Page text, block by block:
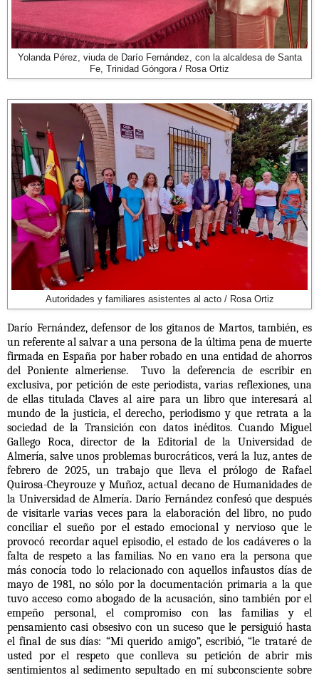
Yolanda Pérez, viuda de Darío Fernández, con la alcaldesa de Santa
Fe, Trinidad Góngora / Rosa Ortiz
Autoridades y familiares asistentes al acto / Rosa Ortiz
Darío Fernández, defensor de los gitanos de Martos, también, es
un referente al salvar a una persona de la última pena de muerte
firmada en España por haber robado en una entidad de ahorros
del Poniente almeriense. Tuvo la deferencia de escribir en
exclusiva, por petición de este periodista, varias reflexiones, una
de ellas titulada Claves al aire para un libro que interesará al
mundo de la justicia, el derecho, periodismo y que retrata a la
sociedad de la Transición con datos inéditos. Cuando Miguel
Gallego Roca, director de la Editorial de la Universidad de
Almería, salve unos problemas burocráticos, verá la luz, antes de
febrero de 2025, un trabajo que lleva el prólogo de Rafael
Quirosa-Cheyrouze y Muñoz, actual decano de Humanidades de
la Universidad de Almería. Darío Fernández confesó que después
de visitarle varias veces para la elaboración del libro, no pudo
conciliar el sueño por el estado emocional y nervioso que le
provocó recordar aquel episodio, el estado de los cadáveres o la
falta de respeto a las familias. No en vano era la persona que
más conocía todo lo relacionado con aquellos infaustos días de
mayo de 1981, no sólo por la documentación primaria a la que
tuvo acceso como abogado de la acusación, sino también por el
empeño personal, el compromiso con las familias y el
pensamiento casi obsesivo con un suceso que le persiguió hasta
el final de sus días: “Mi querido amigo”, escribió, “le trataré de
usted por el respeto que conlleva su petición de abrir mis
sentimientos al sedimento sepultado en mí subconsciente sobre